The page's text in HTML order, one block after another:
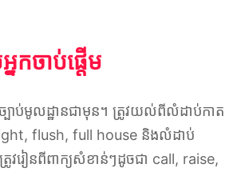
នកចាប់ផ្តើម
នច្បាប់មូលដ្ឋានជាមុន។ ត្រូវយល់ពីលំដាប់កាត
flush, full house និងលំដាប់
រូវរៀនពីពាក្យសំខាន់ៗដូចជា call, raise,